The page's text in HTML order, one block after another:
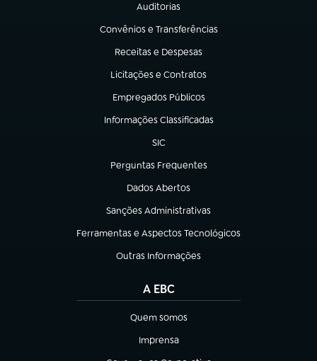
Auditorias
(abre em nova aba)
Convênios e Transferências
(abre em nova aba)
Receitas e Despesas
(abre em nova aba)
Licitações e Contratos
(abre em nova aba)
Empregados Públicos
(abre em nova aba)
Informações Classificadas
(abre em nova aba)
SIC
(abre em nova aba)
Perguntas Frequentes
(abre em nova aba)
Dados Abertos
(abre em nova aba)
Sanções Administrativas
(abre em nova aba)
Ferramentas e Aspectos Tecnológicos
(abre em nova aba)
Outras Informações
(abre em nova aba)
A EBC
Quem somos
(abre em nova aba)
Imprensa
(abre em nova aba)